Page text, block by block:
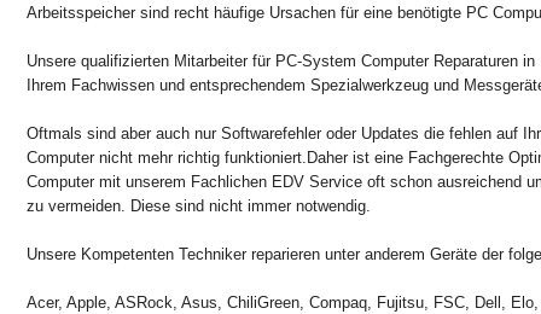
Arbeitsspeicher sind recht häufige Ursachen für eine benötigte PC
Unsere qualifizierten Mitarbeiter für PC-System Computer Reparaturen
Ihrem Fachwissen und entsprechendem Spezialwerkzeug und
Oftmals sind aber auch nur Softwarefehler oder Updates die fehlen auf
Computer nicht mehr richtig funktioniert.Daher ist eine Fachgerechte
Computer mit unserem Fachlichen EDV Service oft schon ausreichend
zu vermeiden. Diese sind nicht immer notwendig.
Unsere Kompetenten Techniker reparieren unter anderem Geräte der
Acer, Apple, ASRock, Asus, ChiliGreen, Compaq, Fujitsu, FSC, Dell,